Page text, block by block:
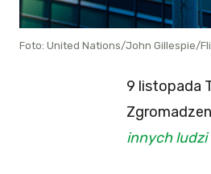
Foto: United Nations/John Gillespie/
9 listopada
innych ludzi